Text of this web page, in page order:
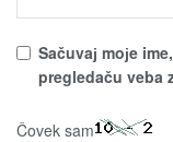
Sačuvaј moјe
pregledaču veba
Čovek sam